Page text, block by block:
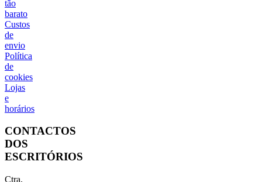
tão
barato
Custos
de
envio
Política
de
cookies
Lojas
e
horários
CONTACTOS
DOS
ESCRITÓRIOS
Ctra.